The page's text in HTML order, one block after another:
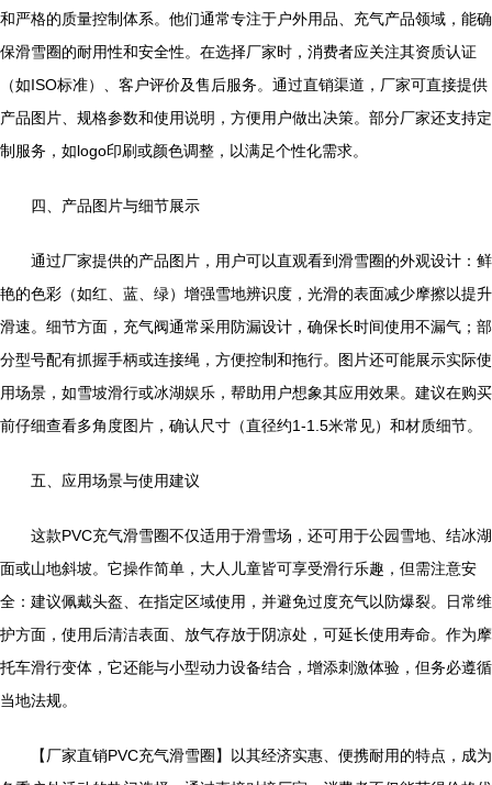
和严格的质量控制体系。他们通常专注于户外用品、充气产品领域，能确
保滑雪圈的耐用性和安全性。在选择厂家时，消费者应关注其资质认证
（如ISO标准）、客户评价及售后服务。通过直销渠道，厂家可直接提供
产品图片、规格参数和使用说明，方便用户做出决策。部分厂家还支持定
制服务，如logo印刷或颜色调整，以满足个性化需求。
四、产品图片与细节展示
通过厂家提供的产品图片，用户可以直观看到滑雪圈的外观设计：鲜
艳的色彩（如红、蓝、绿）增强雪地辨识度，光滑的表面减少摩擦以提升
滑速。细节方面，充气阀通常采用防漏设计，确保长时间使用不漏气；部
分型号配有抓握手柄或连接绳，方便控制和拖行。图片还可能展示实际使
用场景，如雪坡滑行或冰湖娱乐，帮助用户想象其应用效果。建议在购买
前仔细查看多角度图片，确认尺寸（直径约1-1.5米常见）和材质细节。
五、应用场景与使用建议
这款PVC充气滑雪圈不仅适用于滑雪场，还可用于公园雪地、结冰湖
面或山地斜坡。它操作简单，大人儿童皆可享受滑行乐趣，但需注意安
全：建议佩戴头盔、在指定区域使用，并避免过度充气以防爆裂。日常维
护方面，使用后清洁表面、放气存放于阴凉处，可延长使用寿命。作为摩
托车滑行变体，它还能与小型动力设备结合，增添刺激体验，但务必遵循
当地法规。
【厂家直销PVC充气滑雪圈】以其经济实惠、便携耐用的特点，成为